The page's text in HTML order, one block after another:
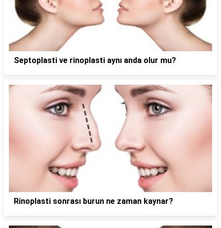
Septoplasti ve rinoplasti aynı anda olur mu?
Rinoplasti sonrası burun ne zaman kaynar?